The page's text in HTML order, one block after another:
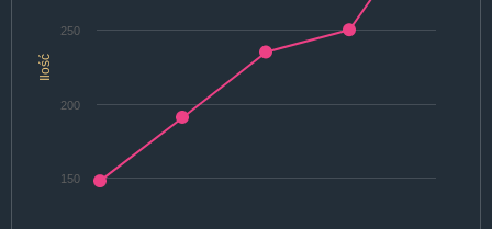
Ilość
150
200
250